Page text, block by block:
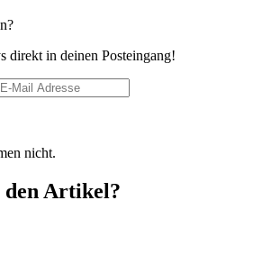
direkt in deinen Posteingang!
nicht.
den Artikel?